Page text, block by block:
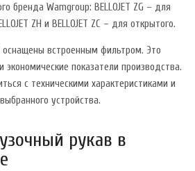
бренда Wamgroup: BELLOJET ZG – для
ZH и BELLOJET ZC – для открытого.
оснащены встроенным фильтром. Это
экономические показатели производства.
с техническими характеристиками и
устройства.
рукав в